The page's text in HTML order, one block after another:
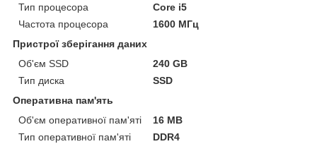
Тип процесора
Core i5
Частота процесора
1600 МГц
Пристрої зберігання даних
Об'єм SSD
240 GB
Тип диска
SSD
Оперативна пам'ять
Об'єм оперативної пам'яті
16 MB
Тип оперативної пам'яті
DDR4